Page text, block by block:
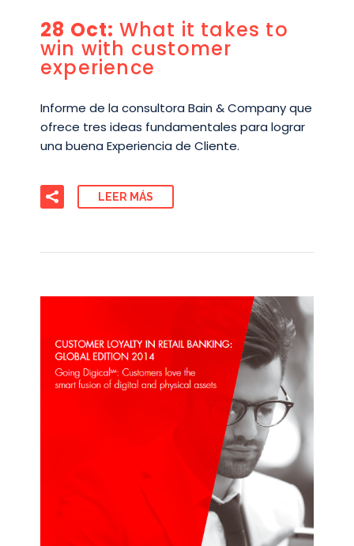
28 Oct: What it takes to
win with customer
experience
Informe de la consultora Bain & Company que
ofrece tres ideas fundamentales para lograr
una buena Experiencia de Cliente.
LEER MÁS